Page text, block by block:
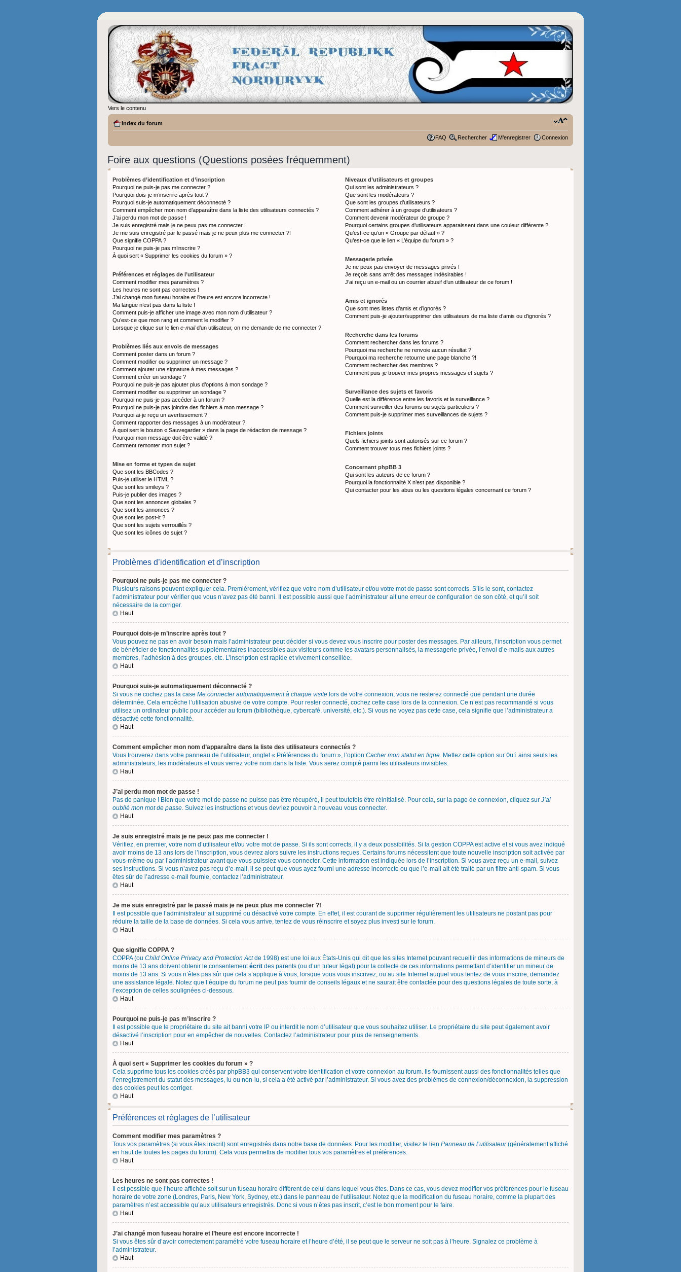
Vers le contenu
Index du forum
FAQ Rechercher M’enregistrer Connexion
Foire aux questions (Questions posées fréquemment)
Problèmes d’identification et d’inscription
Pourquoi ne puis-je pas me connecter ?
Pourquoi dois-je m’inscrire après tout ?
Pourquoi suis-je automatiquement déconnecté ?
Comment empêcher mon nom d’apparaître dans la liste des utilisateurs connectés ?
J’ai perdu mon mot de passe !
Je suis enregistré mais je ne peux pas me connecter !
Je me suis enregistré par le passé mais je ne peux plus me connecter ?!
Que signifie COPPA ?
Pourquoi ne puis-je pas m’inscrire ?
À quoi sert « Supprimer les cookies du forum » ?
Préférences et réglages de l’utilisateur
Comment modifier mes paramètres ?
Les heures ne sont pas correctes !
J’ai changé mon fuseau horaire et l’heure est encore incorrecte !
Ma langue n’est pas dans la liste !
Comment puis-je afficher une image avec mon nom d’utilisateur ?
Qu’est-ce que mon rang et comment le modifier ?
Lorsque je clique sur le lien e-maild’un utilisateur, on me demande de me connecter ?
Problèmes liés aux envois de messages
Comment poster dans un forum ?
Comment modifier ou supprimer un message ?
Comment ajouter une signature à mes messages ?
Comment créer un sondage ?
Pourquoi ne puis-je pas ajouter plus d’options à mon sondage ?
Comment modifier ou supprimer un sondage ?
Pourquoi ne puis-je pas accéder à un forum ?
Pourquoi ne puis-je pas joindre des fichiers à mon message ?
Pourquoi ai-je reçu un avertissement ?
Comment rapporter des messages à un modérateur ?
À quoi sert le bouton « Sauvegarder » dans la page de rédaction de message ?
Pourquoi mon message doit être validé ?
Comment remonter mon sujet ?
Mise en forme et types de sujet
Que sont les BBCodes ?
Puis-je utiliser le HTML ?
Que sont les smileys ?
Puis-je publier des images ?
Que sont les annonces globales ?
Que sont les annonces ?
Que sont les post-it ?
Que sont les sujets verrouillés ?
Que sont les icônes de sujet ?
Niveaux d’utilisateurs et groupes
Qui sont les administrateurs ?
Que sont les modérateurs ?
Que sont les groupes d’utilisateurs ?
Comment adhérer à un groupe d’utilisateurs ?
Comment devenir modérateur de groupe ?
Pourquoi certains groupes d’utilisateurs apparaissent dans une couleur différente ?
Qu’est-ce qu’un « Groupe par défaut » ?
Qu’est-ce que le lien « L’équipe du forum » ?
Messagerie privée
Je ne peux pas envoyer de messages privés !
Je reçois sans arrêt des messages indésirables !
J’ai reçu un e-mail ou un courrier abusif d’un utilisateur de ce forum !
Amis et ignorés
Que sont mes listes d’amis et d’ignorés ?
Comment puis-je ajouter/supprimer des utilisateurs de ma liste d’amis ou d’ignorés ?
Recherche dans les forums
Comment rechercher dans les forums ?
Pourquoi ma recherche ne renvoie aucun résultat ?
Pourquoi ma recherche retourne une page blanche ?!
Comment rechercher des membres ?
Comment puis-je trouver mes propres messages et sujets ?
Surveillance des sujets et favoris
Quelle est la différence entre les favoris et la surveillance ?
Comment surveiller des forums ou sujets particuliers ?
Comment puis-je supprimer mes surveillances de sujets ?
Fichiers joints
Quels fichiers joints sont autorisés sur ce forum ?
Comment trouver tous mes fichiers joints ?
Concernant phpBB 3
Qui sont les auteurs de ce forum ?
Pourquoi la fonctionnalité X n’est pas disponible ?
Qui contacter pour les abus ou les questions légales concernant ce forum ?
Problèmes d’identification et d’inscription
Pourquoi ne puis-je pas me connecter ?
Plusieurs raisons peuvent expliquer cela. Premièrement, vérifiez que votre nom d’utilisateur et/ou votre mot de passe sont corrects. S’ils le sont, contactez
l’administrateur pour vérifier que vous n’avez pas été banni. Il est possible aussi que l’administrateur ait une erreur de configuration de son côté, et qu’il soit
nécessaire de la corriger.
Haut
Pourquoi dois-je m’inscrire après tout ?
Vous pouvez ne pas en avoir besoin mais l’administrateur peut décider si vous devez vous inscrire pour poster des messages. Par ailleurs, l’inscription vous permet
de bénéficier de fonctionnalités supplémentaires inaccessibles aux visiteurs comme les avatars personnalisés, la messagerie privée, l’envoi d’e-mails aux autres
membres, l’adhésion à des groupes, etc. L’inscription est rapide et vivement conseillée.
Haut
Pourquoi suis-je automatiquement déconnecté ?
Si vous ne cochez pas la case Me connecter automatiquement à chaque visite lors de votre connexion, vous ne resterez connecté que pendant une durée
déterminée. Cela empêche l’utilisation abusive de votre compte. Pour rester connecté, cochez cette case lors de la connexion. Ce n’est pas recommandé si vous
utilisez un ordinateur public pour accéder au forum (bibliothèque, cybercafé, université, etc.). Si vous ne voyez pas cette case, cela signifie que l’administrateur a
désactivé cette fonctionnalité.
Haut
Comment empêcher mon nom d’apparaître dans la liste des utilisateurs connectés ?
Vous trouverez dans votre panneau de l’utilisateur, onglet « Préférences du forum », l’option Cacher mon statut en ligne. Mettez cette option sur Oui ainsi seuls les
administrateurs, les modérateurs et vous verrez votre nom dans la liste. Vous serez compté parmi les utilisateurs invisibles.
Haut
J’ai perdu mon mot de passe !
Pas de panique ! Bien que votre mot de passe ne puisse pas être récupéré, il peut toutefois être réinitialisé. Pour cela, sur la page de connexion, cliquez sur J’ai
oublié mon mot de passe. Suivez les instructions et vous devriez pouvoir à nouveau vous connecter.
Haut
Je suis enregistré mais je ne peux pas me connecter !
Vérifiez, en premier, votre nom d’utilisateur et/ou votre mot de passe. Si ils sont corrects, il y a deux possibilités. Si la gestion COPPA est active et si vous avez indiqué
avoir moins de 13 ans lors de l’inscription, vous devrez alors suivre les instructions reçues. Certains forums nécessitent que toute nouvelle inscription soit activée par
vous-même ou par l’administrateur avant que vous puissiez vous connecter. Cette information est indiquée lors de l’inscription. Si vous avez reçu un e-mail, suivez
ses instructions. Si vous n’avez pas reçu d’e-mail, il se peut que vous ayez fourni une adresse incorrecte ou que l’e-mail ait été traité par un filtre anti-spam. Si vous
êtes sûr de l’adresse e-mail fournie, contactez l’administrateur.
Haut
Je me suis enregistré par le passé mais je ne peux plus me connecter ?!
Il est possible que l’administrateur ait supprimé ou désactivé votre compte. En effet, il est courant de supprimer régulièrement les utilisateurs ne postant pas pour
réduire la taille de la base de données. Si cela vous arrive, tentez de vous réinscrire et soyez plus investi sur le forum.
Haut
Que signifie COPPA ?
COPPA (ou Child Online Privacy and Protection Actde 1998) est une loi aux États-Unis qui dit que les sites Internet pouvant recueillir des informations de mineurs de
moins de 13 ans doivent obtenir le consentementécrit des parents (ou d’un tuteur légal) pour la collecte de ces informations permettant d’identifier un mineur de
moins de 13 ans. Si vous n’êtes pas sûr que cela s’applique à vous, lorsque vous vous inscrivez, ou au site Internet auquel vous tentez de vous inscrire, demandez
une assistance légale. Notez que l’équipe du forum ne peut pas fournir de conseils légaux et ne saurait être contactée pour des questions légales de toute sorte, à
l’exception de celles soulignées ci-dessous.
Haut
Pourquoi ne puis-je pas m’inscrire ?
Il est possible que le propriétaire du site ait banni votre IP ou interdit le nom d’utilisateur que vous souhaitez utiliser. Le propriétaire du site peut également avoir
désactivé l’inscription pour en empêcher de nouvelles. Contactez l’administrateur pour plus de renseignements.
Haut
À quoi sert « Supprimer les cookies du forum » ?
Cela supprime tous les cookies créés par phpBB3 qui conservent votre identification et votre connexion au forum. Ils fournissent aussi des fonctionnalités telles que
l’enregistrement du statut des messages, lu ou non-lu, si cela a été activé par l’administrateur. Si vous avez des problèmes de connexion/déconnexion, la suppression
des cookies peut les corriger.
Haut
Préférences et réglages de l’utilisateur
Comment modifier mes paramètres ?
Tous vos paramètres (si vous êtes inscrit) sont enregistrés dans notre base de données. Pour les modifier, visitez le lien Panneau de l’utilisateur(généralement affiché
en haut de toutes les pages du forum). Cela vous permettra de modifier tous vos paramètres et préférences.
Haut
Les heures ne sont pas correctes !
Il est possible que l’heure affichée soit sur un fuseau horaire différent de celui dans lequel vous êtes. Dans ce cas, vous devez modifier vos préférences pour le fuseau
horaire de votre zone (Londres, Paris, New York, Sydney, etc.) dans le panneau de l’utilisateur. Notez que la modification du fuseau horaire, comme la plupart des
paramètres n’est accessible qu’aux utilisateurs enregistrés. Donc si vous n’êtes pas inscrit, c’est le bon moment pour le faire.
Haut
J’ai changé mon fuseau horaire et l’heure est encore incorrecte !
Si vous êtes sûr d’avoir correctement paramétré votre fuseau horaire et l’heure d’été, il se peut que le serveur ne soit pas à l’heure. Signalez ce problème à
l’administrateur.
Haut